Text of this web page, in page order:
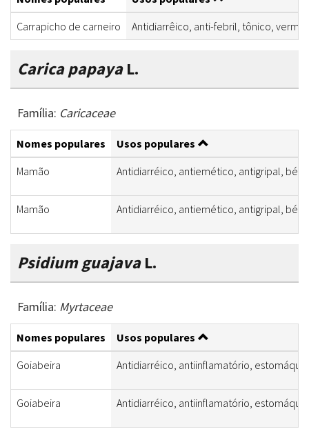
Carrapicho de carneiro
Antidiarrêico, anti-febril, tônico,
Carica papayaL.
Família: Caricaceae
Nomes populares
Usos populares
Mamão
Antidiarréico, antiemético, antigripal,
Mamão Antidiarréico, antiemético, antigripal,
Psidium guajavaL.
Família: Myrtaceae
Nomes populares
Usos populares
Goiabeira
Antidiarréico, antiinflamatório,
Goiabeira Antidiarréico, antiinflamatório,